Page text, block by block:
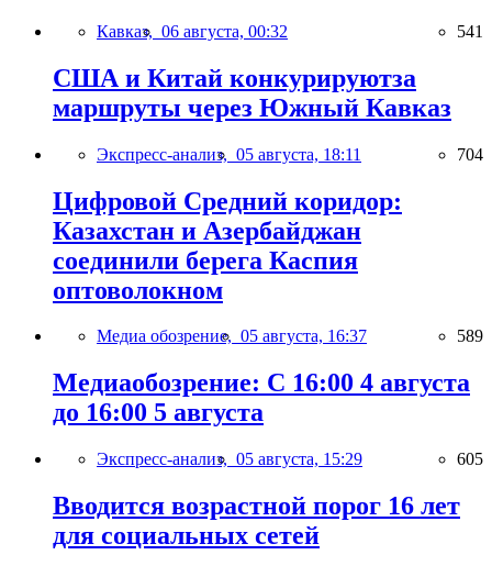
Кавказ, 06 августа, 00:32 541
США и Китай конкурируютза
маршруты через Южный Кавказ
Экспресс-анализ, 05 августа, 18:11 704
Цифровой Средний коридор:
Казахстан и Азербайджан
соединили берега Каспия
оптоволокном
Медиа обозрение, 05 августа, 16:37 589
Медиаобозрение: С 16:00 4 августа
до 16:00 5 августа
Экспресс-анализ, 05 августа, 15:29 605
Вводится возрастной порог 16 лет
для социальных сетей